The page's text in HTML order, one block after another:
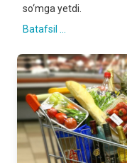
so‘mga yetdi.
Batafsil ...